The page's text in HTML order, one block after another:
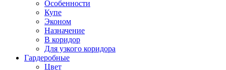
Особенности
Купе
Эконом
Назначение
В коридор
Для узкого коридора
Гардеробные
Цвет